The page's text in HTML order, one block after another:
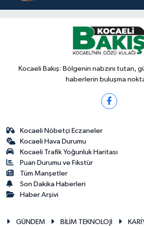
Kocaeli Bakış: Bölgenin nabzını tutan,
haberlerin buluşma
Kocaeli Nöbetçi Eczaneler
Kocaeli Hava Durumu
Kocaeli Trafik Yoğunluk Haritası
Puan Durumu ve Fikstür
Tüm Manşetler
Son Dakika Haberleri
Haber Arşivi
GÜNDEM BİLİM TEKNOLOJİ